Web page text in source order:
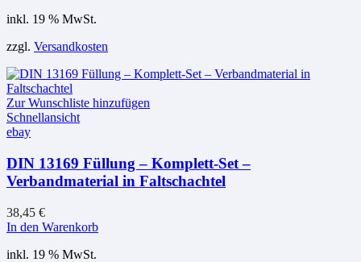
inkl. 19 % MwSt.
zzgl. Versandkosten
Zur Wunschliste hinzufügen
Schnellansicht
ebay
DIN 13169 Füllung – Komplett-Set –
Verbandmaterial in Faltschachtel
38,45 €
In den Warenkorb
inkl. 19 % MwSt.